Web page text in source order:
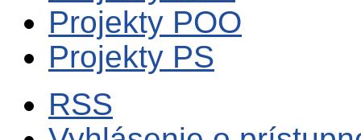
Projekty POO
Projekty PS
RSS